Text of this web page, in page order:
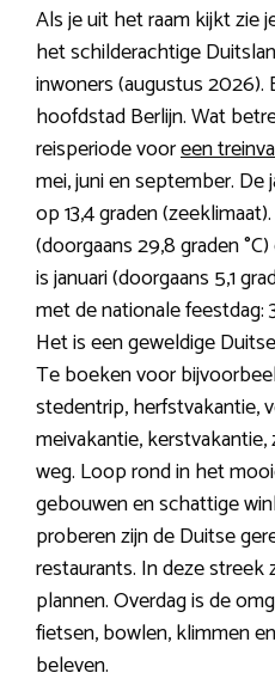
Als je uit het raam kijkt zie
het schilderachtige
inwoners (augustus 2026).
hoofdstad Berlijn. Wat
reisperiode vooreen
mei, juni en september.
op 13,4 graden
(doorgaans 29,8 graden
is januari (doorgaans 5,1
met de nationale feestdag:
Het is een geweldige
Te boeken voor
stedentrip, herfstvakantie,
meivakantie,
weg. Loop rond in het
gebouwen en schattige
proberen zijn de Duitse
restaurants. In deze
plannen. Overdag is de
fietsen, bowlen, klimmen
beleven.